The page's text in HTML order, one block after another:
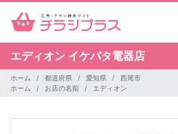
エディオン イケバタ電器店
ホーム 都道府県 愛知県
西尾市
ホーム
お店の名前 エディオン